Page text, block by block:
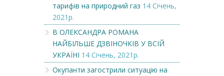
тарифів на природний газ 14 Січень,
2021р.
В ОЛЕКСАНДРА РОМАНА
НАЙБІЛЬШЕ ДЗВІНОЧКІВ У ВСІЙ
УКРАЇНІ 14 Січень, 2021р.
Окупанти загострили ситуацію на